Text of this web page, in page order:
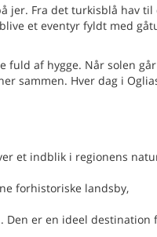
jer. Fra det turkisblå hav til
et eventyr fyldt med
fuld af hygge. Når solen
sammen. Hver dag i
et indblik i regionens
forhistoriske landsby,
Den er en ideel destination